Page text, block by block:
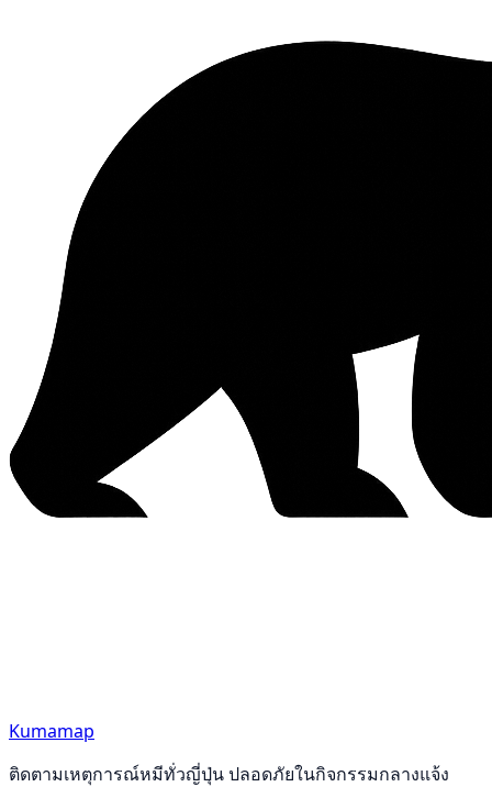
Kumamap
ติดตามเหตุการณ์หมีทั่วญี่ปุ่น ปลอดภัยในกิจกรรมกลางแจ้ง